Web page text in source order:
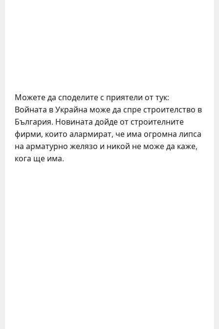
Можете да споделите с приятели от тук:
Войната в Украйна може да спре строителство в
България. Новината дойде от строителните
фирми, които алармират, че има огромна липса
на арматурно желязо и никой не може да каже,
кога ще има.